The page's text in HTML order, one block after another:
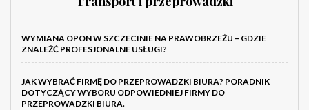
WYMIANA OPON W SZCZECINIE NA PRAWOBRZEŻU – GDZIE
ZNALEŹĆ PROFESJONALNE USŁUGI?
JAK WYBRAĆ FIRMĘ DO PRZEPROWADZKI BIURA? PORADNIK
DOTYCZĄCY WYBORU ODPOWIEDNIEJ FIRMY DO
PRZEPROWADZKI BIURA.